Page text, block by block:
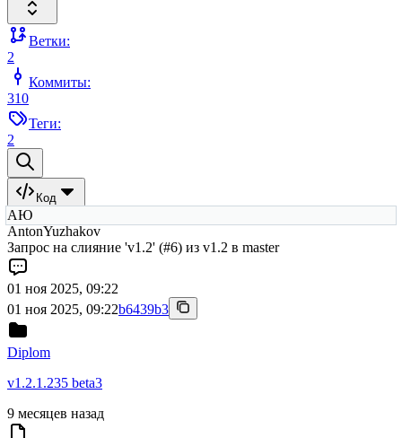
Ветки:
2
Коммиты:
310
Теги:
2
Код
АЮ
AntonYuzhakov
Запрос на слияние 'v1.2' (#6) из v1.2 в master
01 ноя 2025, 09:22
01 ноя 2025, 09:22b6439b3
Diplom
v1.2.1.235 beta3
9 месяцев назад